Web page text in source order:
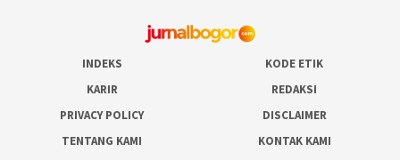
INDEKS
KODE ETIK
KARIR
REDAKSI
PRIVACY POLICY
DISCLAIMER
TENTANG KAMI
KONTAK KAMI